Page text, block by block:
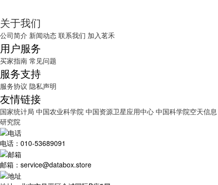
关于我们
公司简介 新闻动态 联系我们 加入茗禾
用户服务
买家指南 常见问题
服务支持
服务协议 隐私声明
友情链接
国家统计局 中国农业科学院 中国资源卫星应用中心 中国科学院空天信息
研究院
电话：010-53689091
邮箱：service@databox.store